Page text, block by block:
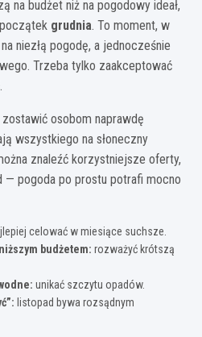
na budżet niż na pogodowy ideał,
grudnia. To moment, w
niezłą pogodę, a jednocześnie
Trzeba tylko zaakceptować
osobom naprawdę
wszystkiego na słoneczny
znaleźć korzystniejsze oferty,
— pogoda po prostu potrafi mocno
celować w miesiące suchsze.
budżetem: rozważyć krótszą
unikać szczytu opadów.
listopad bywa rozsądnym